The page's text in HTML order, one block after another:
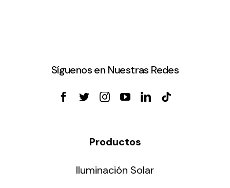
Síguenos en Nuestras Redes
Productos
Iluminación Solar